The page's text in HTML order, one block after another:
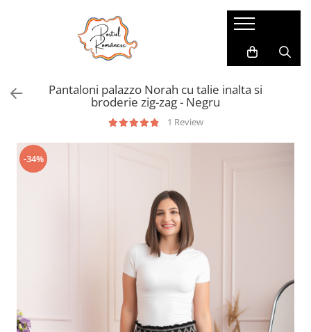
Pijamale Dama Marimi Mari
Pijamale Baieti
Pijamale Fetite
Imbracaminte copii
Imbracaminte Baieti
Pantaloni palazzo Norah cu talie inalta si
broderie zig-zag - Negru
1 Review
-34%